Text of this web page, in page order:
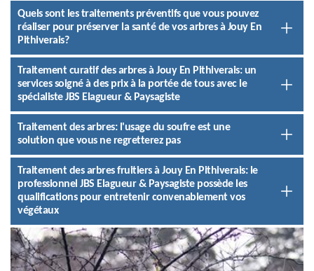
Quels sont les traitements préventifs que vous pouvez
réaliser pour préserver la santé de vos arbres à Jouy En
Pithiverais?
Traitement curatif des arbres à Jouy En Pithiverais: un
services soigné à des prix à la portée de tous avec le
spécialiste JBS Elagueur & Paysagiste
Traitement des arbres: l'usage du soufre est une
solution que vous ne regretterez pas
Traitement des arbres fruitiers à Jouy En Pithiverais: le
professionnel JBS Elagueur & Paysagiste possède les
qualifications pour entretenir convenablement vos
végétaux